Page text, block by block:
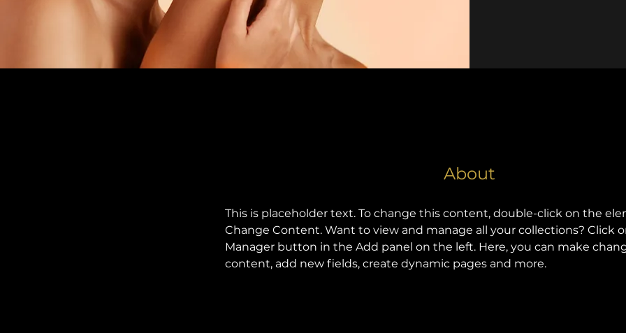
About
This is placeholder text. To change this content, double-click on the
Change Content. Want to view and manage all your collections? Click
Manager button in the Add panel on the left. Here, you can make
content, add new fields, create dynamic pages and more.